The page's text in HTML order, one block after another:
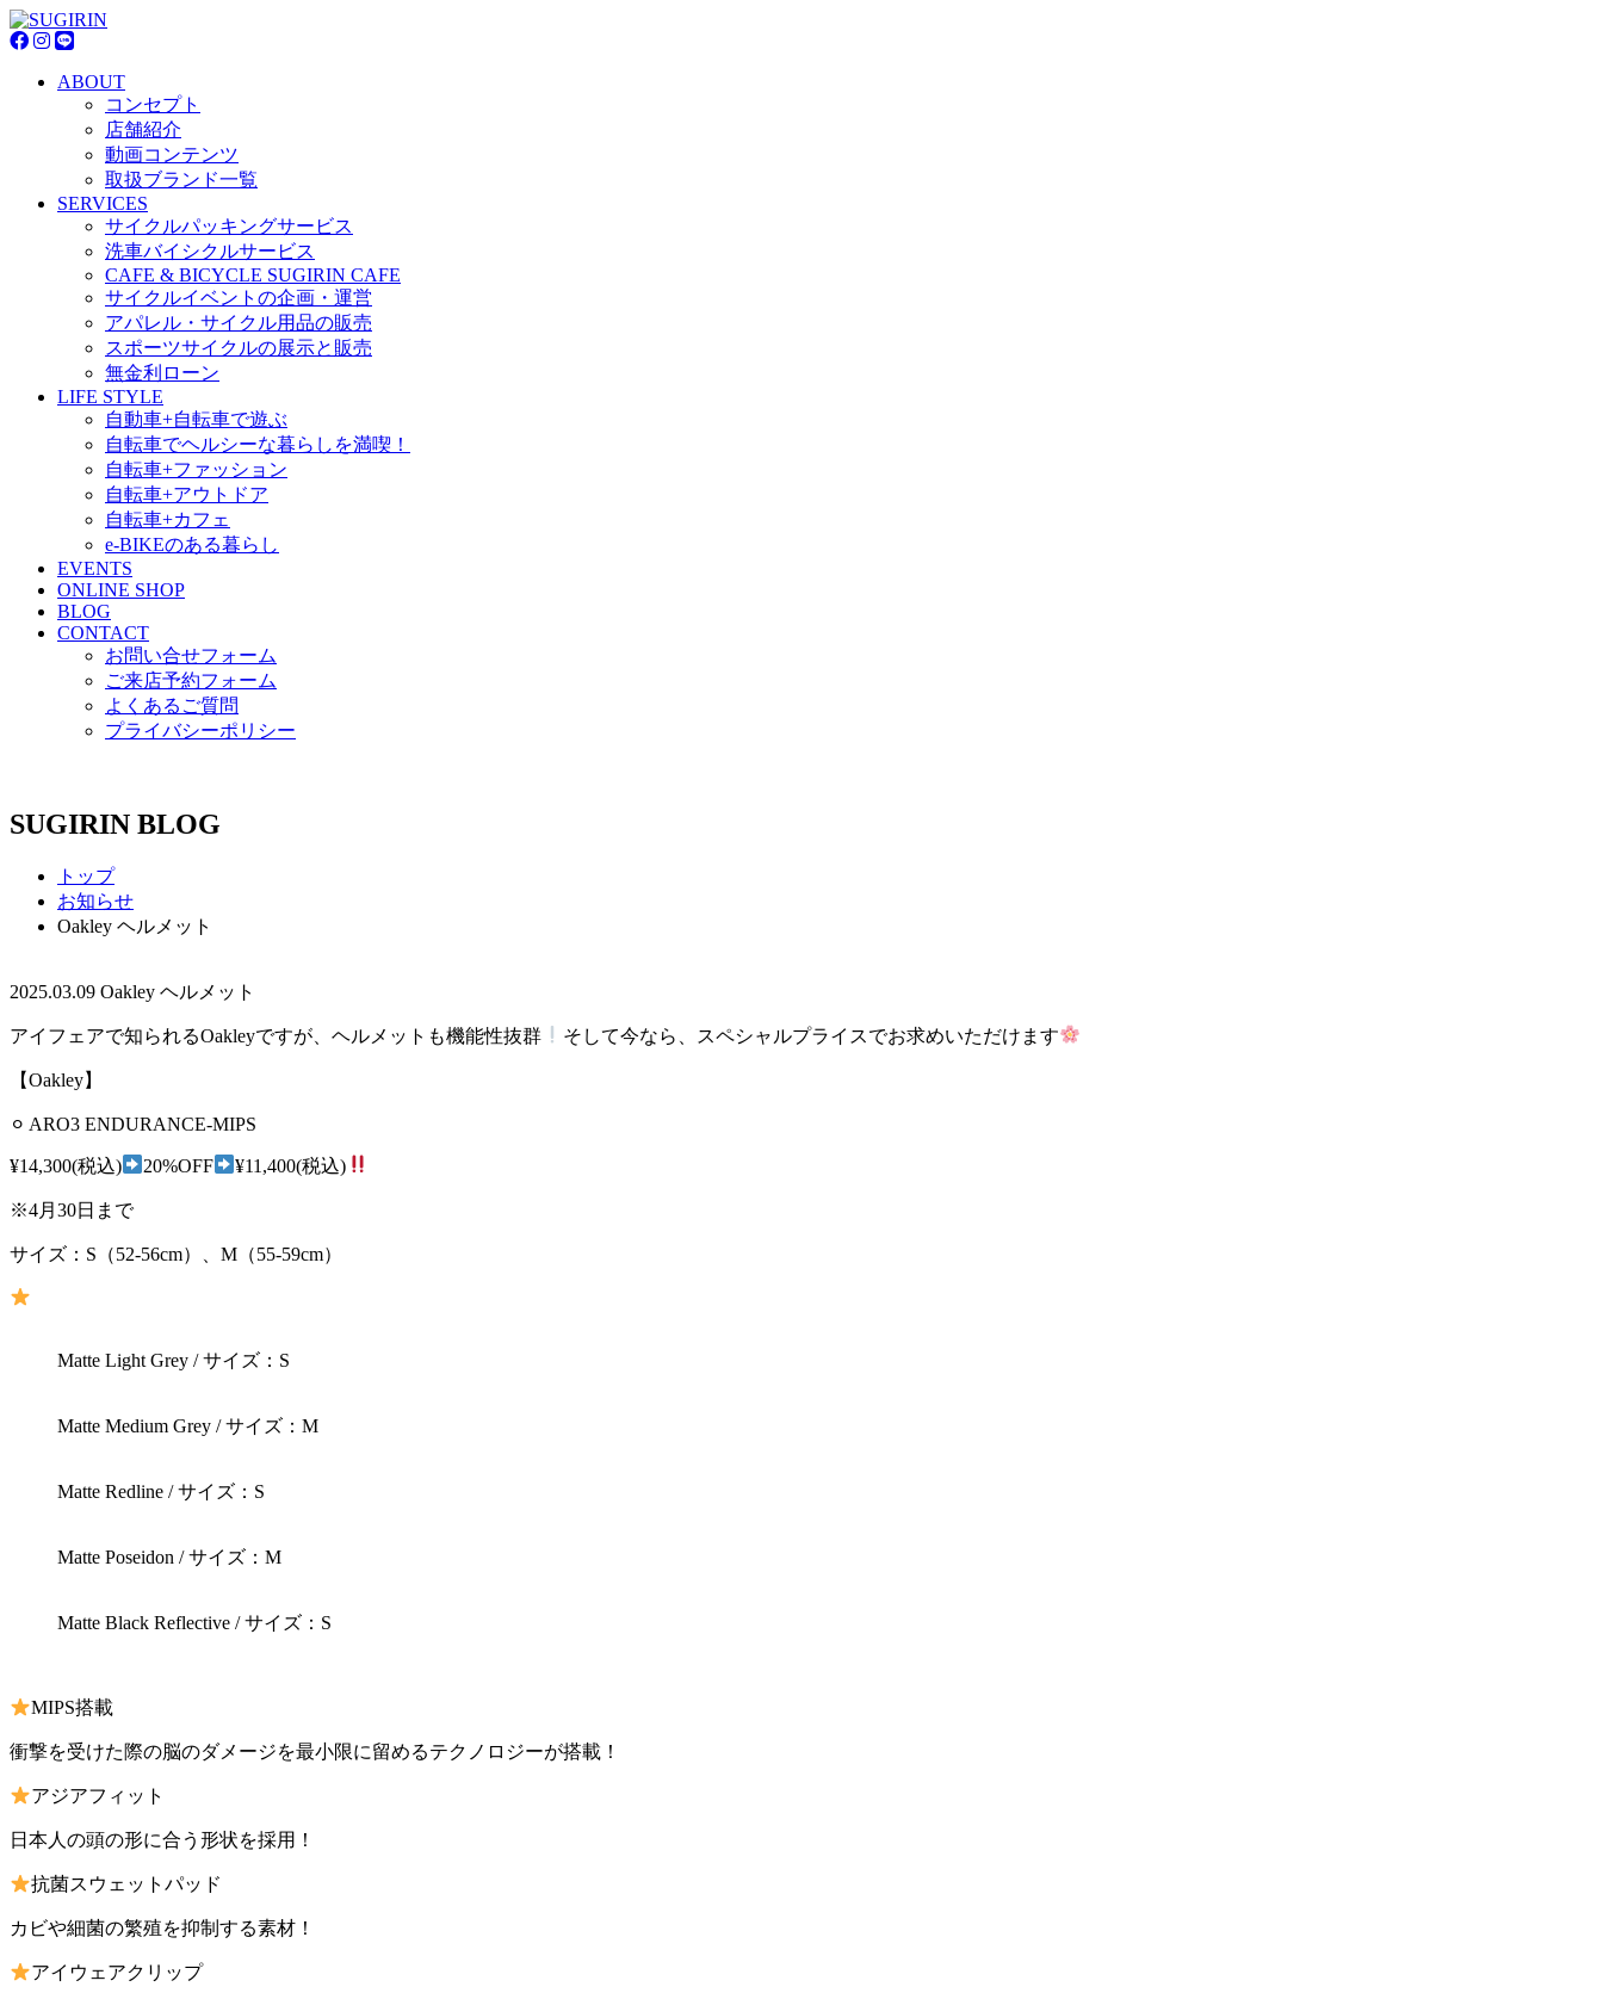
ABOUT
コンセプト
店舗紹介
動画コンテンツ
取扱ブランド一覧
SERVICES
サイクルパッキングサービス
洗車バイシクルサービス
CAFE & BICYCLE SUGIRIN CAFE
サイクルイベントの企画・運営
アパレル・サイクル用品の販売
スポーツサイクルの展示と販売
無金利ローン
LIFE STYLE
自動車+自転車で遊ぶ
自転車でヘルシーな暮らしを満喫！
自転車+ファッション
自転車+アウトドア
自転車+カフェ
e-BIKEのある暮らし
EVENTS
ONLINE SHOP
BLOG
CONTACT
お問い合せフォーム
ご来店予約フォーム
よくあるご質問
プライバシーポリシー
SUGIRIN BLOG
トップ
お知らせ
Oakley ヘルメット
2025.03.09 Oakley ヘルメット
アイフェアで知られるOakleyですが、ヘルメットも機能性抜群 そして今なら、スペシャルプライスでお求めいただけます
【Oakley】
⚪︎ ARO3 ENDURANCE-MIPS
¥14,300(税込) 20%OFF ¥11,400(税込)
※4月30日まで
サイズ：S（52-56cm）、M（55-59cm）
Matte Light Grey / サイズ：S
Matte Medium Grey / サイズ：M
Matte Redline / サイズ：S
Matte Poseidon / サイズ：M
Matte Black Reflective / サイズ：S
MIPS搭載
衝撃を受けた際の脳のダメージを最小限に留めるテクノロジーが搭載！
アジアフィット
日本人の頭の形に合う形状を採用！
抗菌スウェットパッド
カビや細菌の繁殖を抑制する素材！
アイウェアクリップ